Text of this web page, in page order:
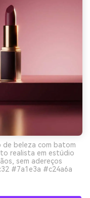
beleza com batom
realista em estúdio
sem adereços
#7a1e3a #c24a6a